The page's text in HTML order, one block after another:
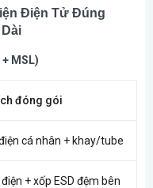
Điện Tử Đúng
MSL)
đóng gói
cá nhân + khay/tube
+ xốp ESD đệm bên